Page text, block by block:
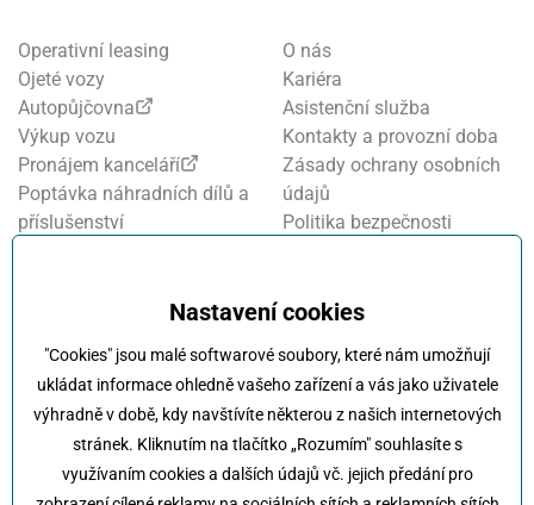
Nastavení cookies
"Cookies" jsou malé softwarové soubory, které nám umožňují
ukládat informace ohledně vašeho zařízení a vás jako uživatele
výhradně v době, kdy navštívíte některou z našich internetových
stránek. Kliknutím na tlačítko „Rozumím" souhlasíte s
využívaním cookies a dalších údajů vč. jejich předání pro
Operativní leasing
Ojeté vozy
Autopůjčovna
Výkup vozu
Pronájem kanceláří
Poptávka náhradních dílů a
příslušenství
O nás
Kariéra
Asistenční služba
Kontakty a provozní doba
Zásady ochrany osobních
údajů
Politika bezpečnosti
Oznamovací systém
Kola Klokočka - ukončení
provozu